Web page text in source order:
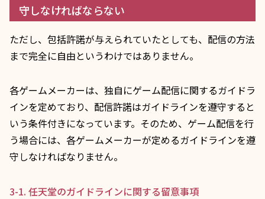
守しなければならない
ただし、包括許諾が与えられていたとしても、配信の方法
まで完全に自由というわけではありません。
各ゲームメーカーは、独自にゲーム配信に関するガイドラ
インを定めており、配信許諾はガイドラインを遵守すると
いう条件付きになっています。そのため、ゲーム配信を行
う場合には、各ゲームメーカーが定めるガイドラインを遵
守しなければなりません。
3-1. 任天堂のガイドラインに関する留意事項